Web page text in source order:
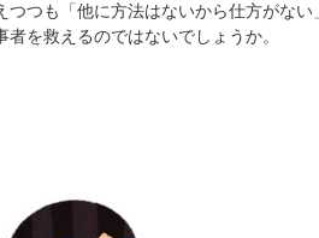
つも「他に方法はないから仕方がない
を救えるのではないでしょうか。